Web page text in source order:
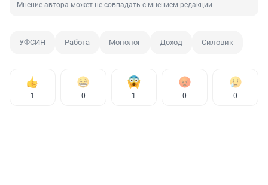
Мнение автора может не совпадать с мнением редакции
УФСИН Работа Монолог Доход Силовик
1 0 1 0 0